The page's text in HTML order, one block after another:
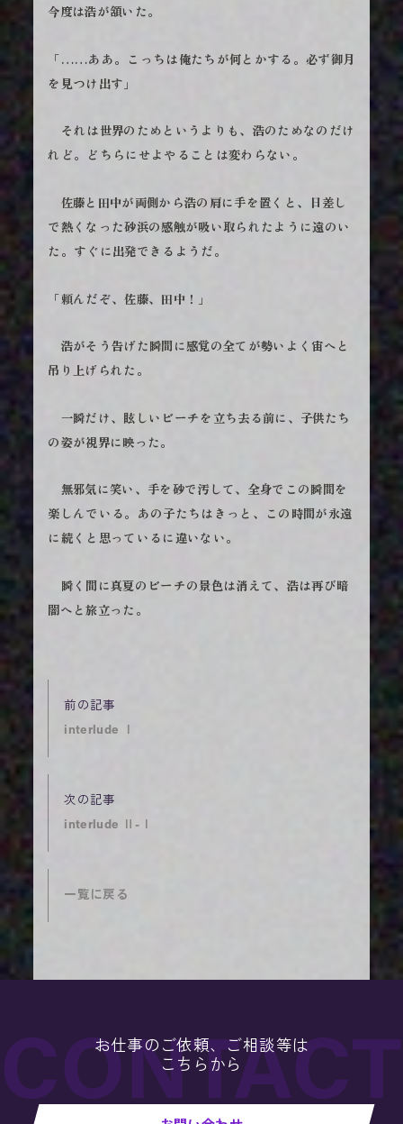
今度は浩が頷いた。
「……ああ。こっちは俺たちが何とかする。必ず御月
を見つけ出す」
それは世界のためというよりも、浩のためなのだけ
れど。どちらにせよやることは変わらない。
佐藤と田中が両側から浩の肩に手を置くと、日差し
で熱くなった砂浜の感触が吸い取られたように遠のい
た。すぐに出発できるようだ。
「頼んだぞ、佐藤、田中！」
浩がそう告げた瞬間に感覚の全てが勢いよく宙へと
吊り上げられた。
一瞬だけ、眩しいビーチを立ち去る前に、子供たち
の姿が視界に映った。
無邪気に笑い、手を砂で汚して、全身でこの瞬間を
楽しんでいる。あの子たちはきっと、この時間が永遠
に続くと思っているに違いない。
瞬く間に真夏のビーチの景色は消えて、浩は再び暗
闇へと旅立った。
interlude Ⅰ
interlude Ⅱ-Ⅰ
一覧に戻る
お仕事のご依頼、ご相談等は
こちらから